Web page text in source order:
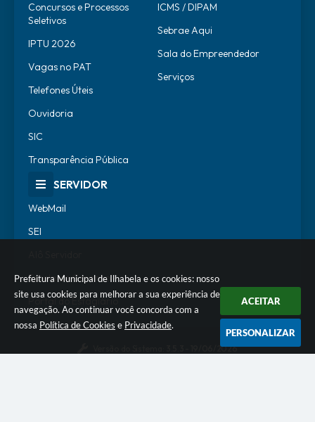
Prefeitura Municipal de Ilhabela e os cookies: nosso
site usa cookies para melhorar a sua experiência de
navegação. Ao continuar você concorda com a
nossa Política de Cookies e Privacidade.
ACEITAR
PERSONALIZAR
Concursos e Processos
Seletivos
IPTU 2026
Vagas no PAT
Telefones Úteis
Ouvidoria
SIC
Transparência Pública
ICMS / DIPAM
Sebrae Aqui
Sala do Empreendedor
Serviços
SERVIDOR
WebMail
SEI
Escola de Governo
Portal do Estagiário
3.5.3 - 19/06/2026